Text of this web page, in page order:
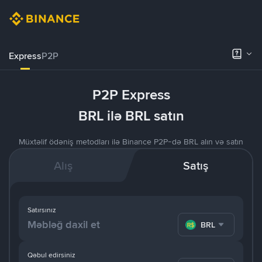
ExpressP2P
P2P Express
BRL ilə BRL satın
Müxtəlif ödəniş metodları ilə Binance P2P-də BRL alın və satın
Alış Satış
Qəbul edirsiniz
Satırsınız
BRL